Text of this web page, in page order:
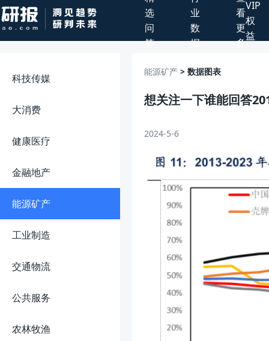
选
问
答
业
数
据
看
更
多
VIP
权
益
科技传媒
大消费
健康医疗
金融地产
能源矿产
工业制造
交通物流
公共服务
农林牧渔
能源矿产 > 数据图表
想关注一下谁能回答
2024-5-6